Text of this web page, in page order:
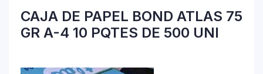
CAJA DE PAPEL BOND ATLAS 75
GR A-4 10 PQTES DE 500 UNI